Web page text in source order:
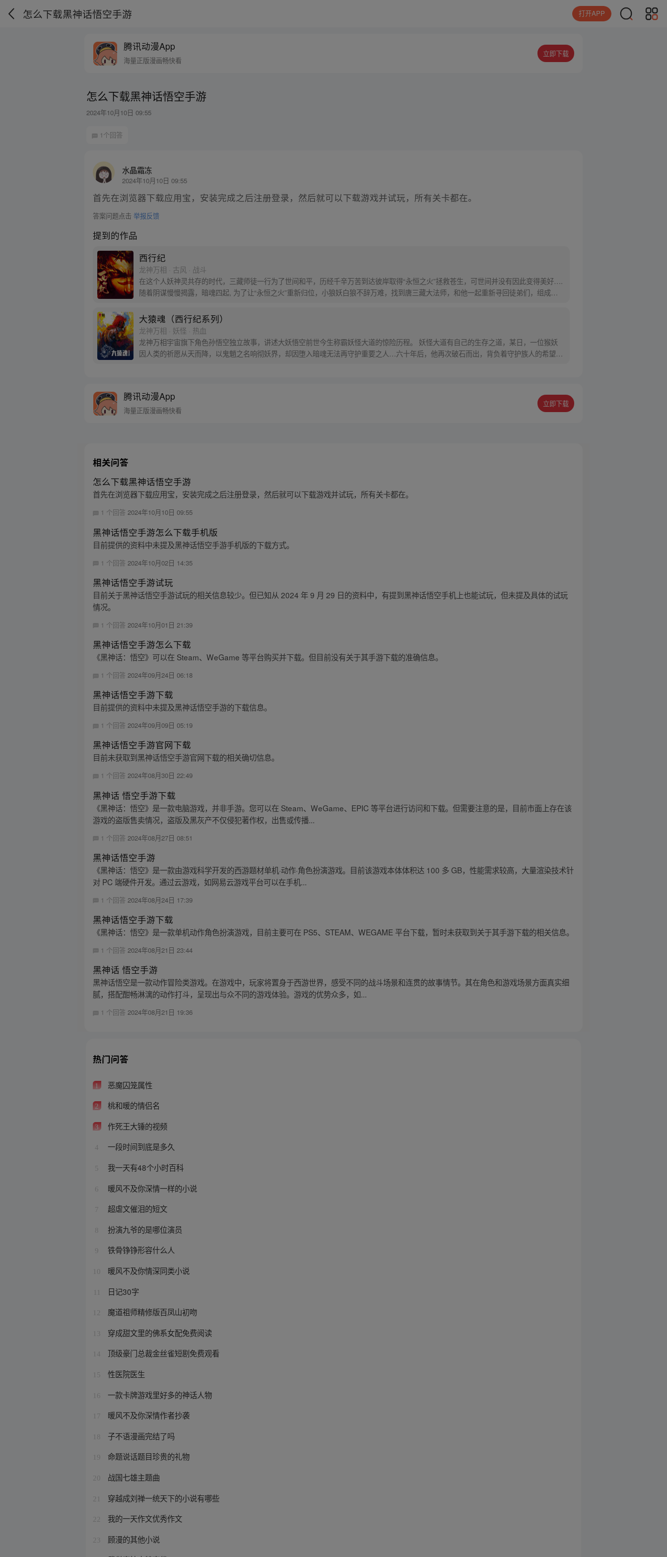
怎么下载黑神话悟空手游 打开APP
腾讯动漫App
海量正版漫画畅快看
立即下载
怎么下载黑神话悟空手游
2024年10月10日 09:55
1个回答
水晶霜冻
2024年10月10日 09:55
首先在浏览器下载应用宝，安装完成之后注册登录，然后就可以下载游戏并试玩，所有关卡都在。
答案问题点击举报反馈
提到的作品
西行纪
龙神万相 · 古风 · 战斗
在这个人妖神灵共存的时代，三藏师徒一行为了世间和平，历经千辛万苦到达彼岸取得“永恒之火”拯救苍生，可世间并没有因此变得美好….
随着阴谋慢慢揭露，暗魂四起, 为了让“永恒之火”重新归位，小狼妖白狼不辞万难，找到唐三藏大法师，和他一起重新寻回徒弟们，组成全
大猿魂（西行纪系列）
龙神万相 · 妖怪 · 热血
龙神万相宇宙旗下角色孙悟空独立故事，讲述大妖悟空前世今生称霸妖怪大道的惊险历程。 妖怪大道有自己的生存之道，某日，一位猴妖
因人类的祈愿从天而降，以鬼魈之名响彻妖界，却因堕入暗魂无法再守护重要之人…六十年后，他再次破石而出，背负着守护族人的希望和
腾讯动漫App
海量正版漫画畅快看
立即下载
相关问答
怎么下载黑神话悟空手游
首先在浏览器下载应用宝，安装完成之后注册登录，然后就可以下载游戏并试玩，所有关卡都在。
1 个回答2024年10月10日 09:55
黑神话悟空手游怎么下载手机版
目前提供的资料中未提及黑神话悟空手游手机版的下载方式。
1 个回答 2024年10月02日 14:35
黑神话悟空手游试玩
目前关于黑神话悟空手游试玩的相关信息较少。但已知从 2024 年 9 月 29 日的资料中，有提到黑神话悟空手机上也能试玩，但未提及具体的试玩
情况。
1 个回答 2024年10月01日 21:39
黑神话悟空手游怎么下载
《黑神话：悟空》可以在 Steam、WeGame 等平台购买并下载。但目前没有关于其手游下载的准确信息。
1 个回答2024年09月24日 06:18
黑神话悟空手游下载
目前提供的资料中未提及黑神话悟空手游的下载信息。
1 个回答2024年09月09日 05:19
黑神话悟空手游官网下载
目前未获取到黑神话悟空手游官网下载的相关确切信息。
1 个回答2024年08月30日 22:49
黑神话 悟空手游下载
《黑神话：悟空》是一款电脑游戏，并非手游。您可以在 Steam、WeGame、EPIC 等平台进行访问和下载。但需要注意的是，目前市面上存在该
游戏的盗版售卖情况，盗版及黑灰产不仅侵犯著作权，出售或传播...
1 个回答 2024年08月27日 08:51
黑神话悟空手游
《黑神话：悟空》是一款由游戏科学开发的西游题材单机·动作·角色扮演游戏。目前该游戏本体体积达 100 多 GB，性能需求较高，大量渲染技术针
对 PC 端硬件开发。通过云游戏，如网易云游戏平台可以在手机...
1 个回答 2024年08月24日 17:39
黑神话悟空手游下载
《黑神话：悟空》是一款单机动作角色扮演游戏，目前主要可在 PS5、STEAM、WEGAME 平台下载，暂时未获取到关于其手游下载的相关信息。
1 个回答2024年08月21日 23:44
黑神话 悟空手游
黑神话悟空是一款动作冒险类游戏。在游戏中，玩家将置身于西游世界，感受不同的战斗场景和连贯的故事情节。其在角色和游戏场景方面真实细
腻，搭配酣畅淋漓的动作打斗，呈现出与众不同的游戏体验。游戏的优势众多，如...
1 个回答2024年08月21日 19:36
热门问答
1 恶魔囚笼属性
2 桃和暖的情侣名
3 作死王大锤的视频
4 一段时间到底是多久
5 我一天有48个小时百科
6 暖风不及你深情一样的小说
7 超虐文催泪的短文
8 扮演九爷的是哪位演员
9 铁骨铮铮形容什么人
10 暖风不及你情深同类小说
日记30字
12 魔道祖师精修版百凤山初吻
13 穿成甜文里的佛系女配免费阅读
14 顶级豪门总裁金丝雀短剧免费观看
15 性医院医生
16 一款卡牌游戏里好多的神话人物
17 暖风不及你深情作者抄袭
18 子不语漫画完结了吗
19 命题说话题目珍贵的礼物
20 战国七雄主题曲
21 穿越成刘禅一统天下的小说有哪些
22 我的一天作文优秀作文
23 顾漫的其他小说